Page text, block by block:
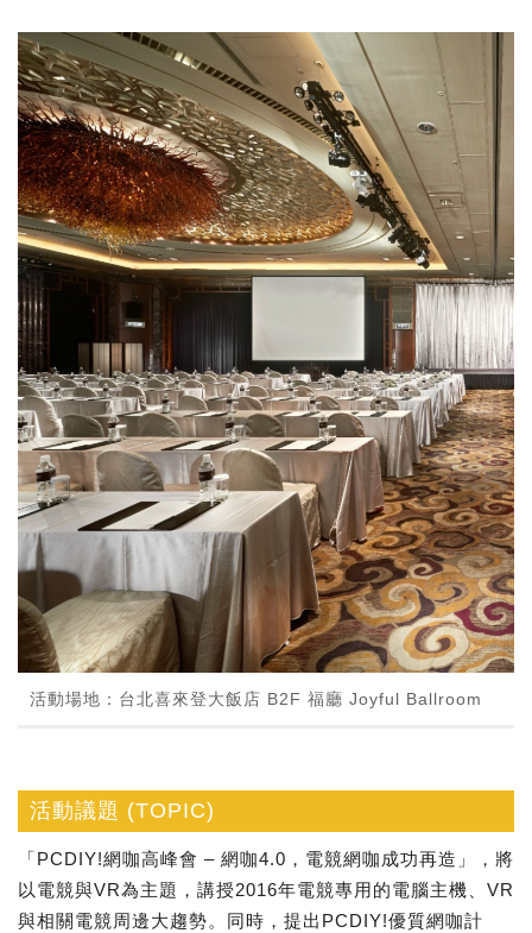
活動場地：台北喜來登大飯店 B2F 福廳 Joyful Ballroom
活動議題 (TOPIC)
「PCDIY!網咖高峰會 – 網咖4.0，電競網咖成功再造」，將
以電競與VR為主題，講授2016年電競專用的電腦主機、VR
與相關電競周邊大趨勢。同時，提出PCDIY!優質網咖計